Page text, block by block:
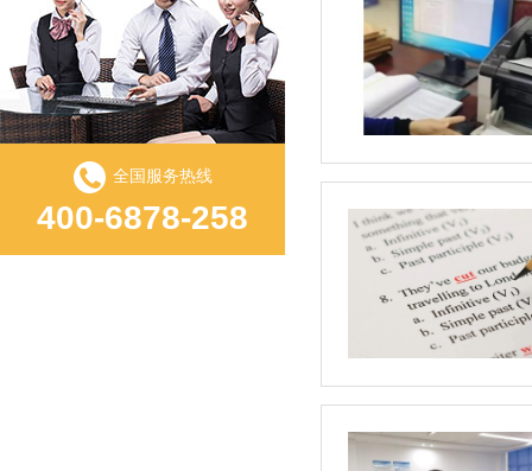
全国服务热线
400-6878-258